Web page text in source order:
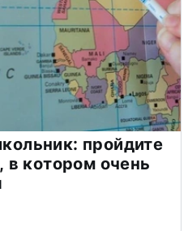
пройдите
в котором очень